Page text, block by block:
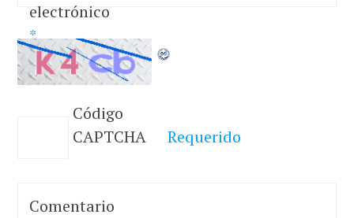
electrónico
*
Código
CAPTCHA
Requerido
Comentario